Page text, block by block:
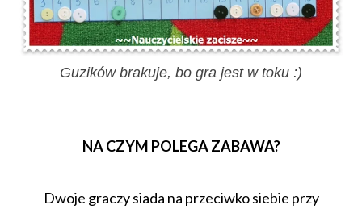
Guzików brakuje, bo gra jest w toku :)
NA CZYM POLEGA ZABAWA?
Dwoje graczy siada na przeciwko siebie przy